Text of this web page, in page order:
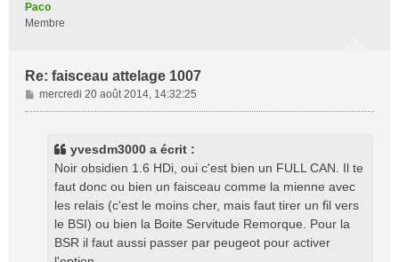
Paco
Membre
Re: faisceau attelage 1007
M
e
mercredi 20 août 2014, 14:32:25
yvesdm3000 a écrit :
Noir obsidien 1.6 HDi, oui c'est bien un FULL CAN. Il te
faut donc ou bien un faisceau comme la mienne avec
les relais (c'est le moins cher, mais faut tirer un fil vers
le BSI) ou bien la Boite Servitude Remorque. Pour la
BSR il faut aussi passer par peugeot pour activer